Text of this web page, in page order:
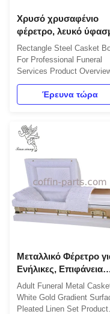
Χρυσό χρυσαφένιο
φέρετρο, λευκό
δυτικό φέρετρο.
Rectangle Steel Casket
For Professional Funeral
Services Product
Metal Casket is a coffin
of high-strength metal
materials, offering
wooden caskets.
from stainless steel or
aluminum alloy, these
provide superior corrosion
Έρευνα τώρα
Μεταλλικό Φέρετρο
Ενήλικες, Επιφάνεια
Λευκόχρυσου
Ντεγκραντέ, Πλισέ Σετ
Λινού
Adult Funeral Metal
White Gold Gradient
Pleated Linen Set Product